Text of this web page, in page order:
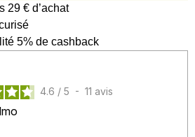
29 € d’achat
5% de cashback
4.6 / 5 - 11 avis